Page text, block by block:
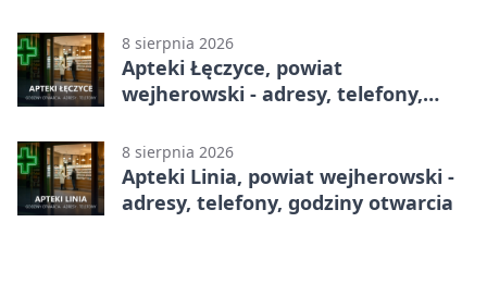
8 sierpnia 2026
Apteki Łęczyce, powiat
wejherowski - adresy, telefony,
8 sierpnia 2026
Apteki Linia, powiat wejherowski -
adresy, telefony, godziny otwarcia